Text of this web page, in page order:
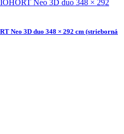
Neo 3D duo 348 × 292 cm (strieborná